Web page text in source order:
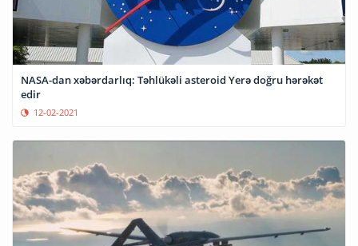
NASA-dan xəbərdarlıq: Təhlükəli asteroid Yerə doğru hərəkət
edir
12-02-2021